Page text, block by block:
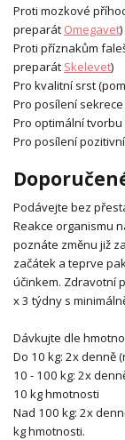
Proti mozkové
preparát Omegavet)
Proti příznakům
preparát Skelevet)
Pro kvalitní srst
Pro posílení
Pro optimální
Pro posílení
Podávejte bez
Reakce organismu
poznáte změnu již
začátek a teprve
účinkem. Zdravotní
x 3 týdny s
Dávkujte dle
Do 10 kg: 2x denně
10 - 100 kg: 2x
10 kg hmotnosti
Nad 100 kg: 2x
kg hmotnosti.